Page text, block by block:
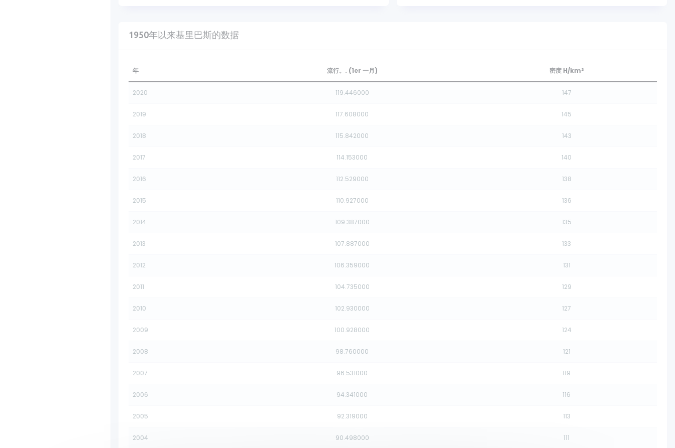
1950年以来基里巴斯的数据
年 流行。. (1er 一月) 密度 H/km²
2020 119.446000 147
2019 117.608000 145
2018 115.842000 143
2017 114.153000 140
2016 112.529000 138
2015 110.927000 136
2014 109.387000 135
2013 107.887000 133
2012 106.359000 131
2011 104.735000 129
2010 102.930000 127
2009 100.928000 124
2008 98.760000 121
2007 96.531000 119
2006 94.341000 116
2005 92.319000 113
2004 90.498000 111